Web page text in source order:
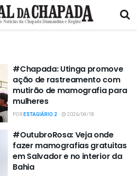
#Chapada: Utinga promove
ação de rastreamento com
mutirão de mamografia para
mulheres
PORESTAGIÁRIO 2 2026/04/18
#OutubroRosa: Veja onde
fazer mamografias gratuitas
em Salvador e no interior da
Bahia